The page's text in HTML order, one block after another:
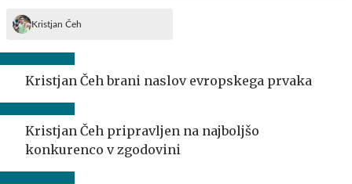
Kristjan Čeh
Kristjan Čeh brani naslov evropskega prvaka
Kristjan Čeh pripravljen na najboljšo
konkurenco v zgodovini